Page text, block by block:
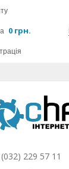
0 грн.
229 57 11